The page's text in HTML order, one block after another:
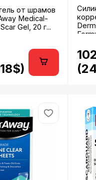
от шрамов
Medical-
Gel, 20 г...